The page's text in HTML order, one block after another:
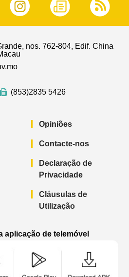
nos. 762-804, Edif. China
(853)2835 5426
Opiniões
Contacte-nos
Declaração de
Privacidade
Cláusulas de
Utilização
aplicação de telemóvel